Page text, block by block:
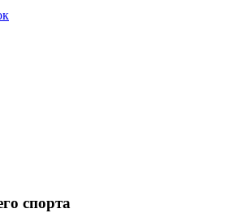
спорта